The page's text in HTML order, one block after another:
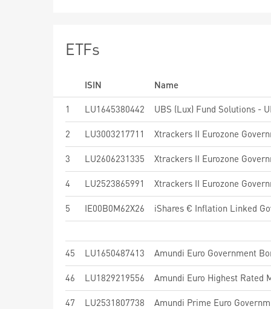
ETFs
ISIN
Name
1
LU1645380442
2 LU3003217711
3 LU2606231335
4 LU2523865991
5 IE00B0M62X26 iShares € Inflation Linked
45 LU1650487413 Amundi Euro Government
46 LU1829219556
47 LU2531807738 Amundi Prime Euro